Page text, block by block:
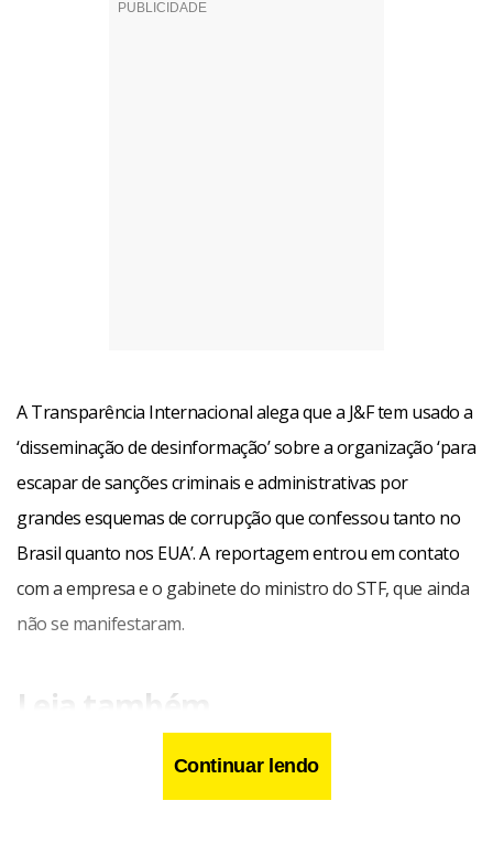
A Transparência Internacional alega que a J&F tem usado a
‘disseminação de desinformação’ sobre a organização ‘para
escapar de sanções criminais e administrativas por
grandes esquemas de corrupção que confessou tanto no
Brasil quanto nos EUA’. A reportagem entrou em contato
com a empresa e o gabinete do ministro do STF, que ainda
não se manifestaram.
Leia também
Pacheco se alinha a Lira e Gilmar e defende limitar
Continuar lendo